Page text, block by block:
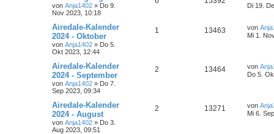
von Anja1402 » Do 9.
Nov 2023, 10:18
Di 19.
Airedale-Kalender
2024 - Oktober
von Anja1402 » Do 5.
Okt 2023, 12:44
1 13463 von
Mi 1.
Airedale-Kalender
2024 - September
von Anja1402 » Do 7.
Sep 2023, 09:34
2 13464 von
Do 5.
Airedale-Kalender
2024 - August
von Anja1402 » Do 3.
Aug 2023, 09:51
2 13271 von
Mi 6.